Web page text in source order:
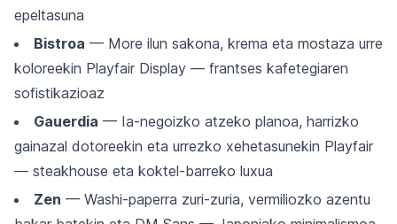
epeltasuna
Bistroa — More ilun sakona, krema eta mostaza urre
koloreekin Playfair Display — frantses kafetegiaren
sofistikazioaz
Gauerdia — Ia-negoizko atzeko planoa, harrizko
gainazal dotoreekin eta urrezko xehetasunekin Playfair
— steakhouse eta koktel-barreko luxua
Zen — Washi-paperra zuri-zuria, vermiliozko azentu